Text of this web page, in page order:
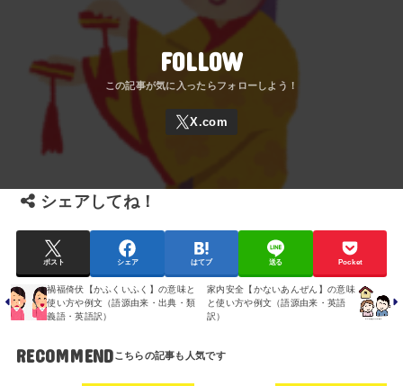
FOLLOW
シェアしてね！
ポスト シェア はてブ 送る Pocket
禍福倚伏【かふくいふく】の意味と
使い方や例文（語源由来・出典・類
義語・英語訳）
家内安全【かないあんぜん】の意味
と使い方や例文（語源由来・英語
訳）
RECOMMEND